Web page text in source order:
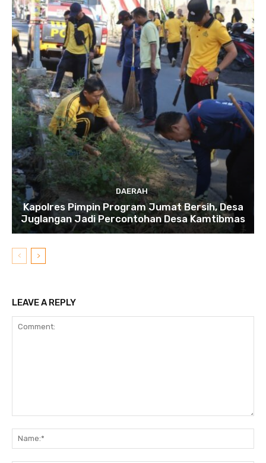
DAERAH
Kapolres Pimpin Program Jumat Bersih, Desa
Juglangan Jadi Percontohan Desa Kamtibmas
LEAVE A REPLY